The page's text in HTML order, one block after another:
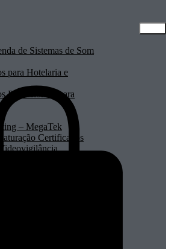
de Sistemas de Som
para Hotelaria e
Profissionais para
– MegaTek
Certificados